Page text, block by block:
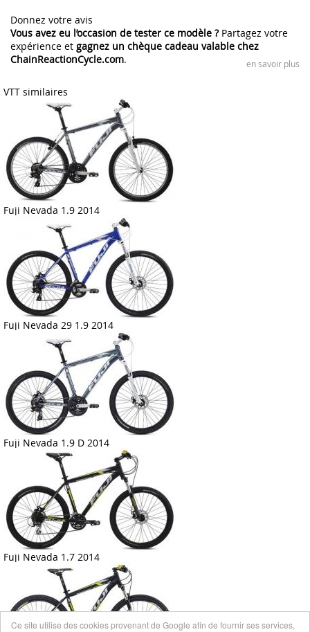
Donnez votre avis
Vous avez eu l’occasion de tester ce modèle ?Partagez votre
expérience et gagnez un chèque cadeau valable chez
ChainReactionCycle.com. en savoir plus
VTT similaires
Fuji Nevada 1.9 2014
Fuji Nevada 29 1.9 2014
Fuji Nevada 1.9 D 2014
Fuji Nevada 1.7 2014
Ce site utilise des cookies provenant de Google afin de fournir ses services,